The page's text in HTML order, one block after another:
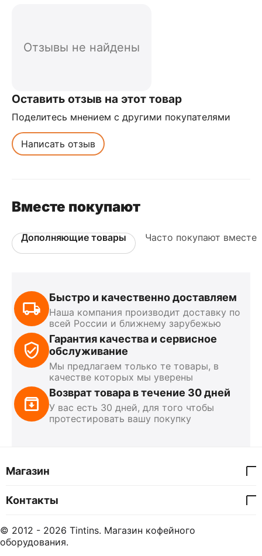
Отзывы не найдены
Оставить отзыв на этот товар
Поделитесь мнением с другими покупателями
Написать отзыв
Вместе покупают
Дополняющие товары Часто покупают вместе
Быстро и качественно доставляем
Наша компания производит доставку по
всей России и ближнему зарубежью
Гарантия качества и сервисное
обслуживание
Мы предлагаем только те товары, в
качестве которых мы уверены
Возврат товара в течение 30 дней
У вас есть 30 дней, для того чтобы
протестировать вашу покупку
Магазин
Контакты
© 2012 - 2026 Tintins. Магазин кофейного
оборудования.